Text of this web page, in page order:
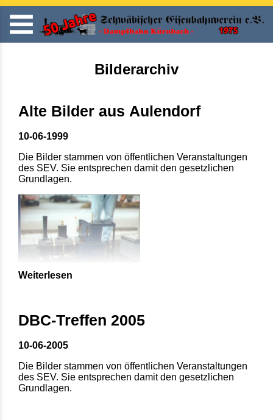
Bilderarchiv
Alte Bilder aus Aulendorf
10-06-1999
Die Bilder stammen von öffentlichen Veranstaltungen
des SEV. Sie entsprechen damit den gesetzlichen
Grundlagen.
Weiterlesen
DBC-Treffen 2005
10-06-2005
Die Bilder stammen von öffentlichen Veranstaltungen
des SEV. Sie entsprechen damit den gesetzlichen
Grundlagen.